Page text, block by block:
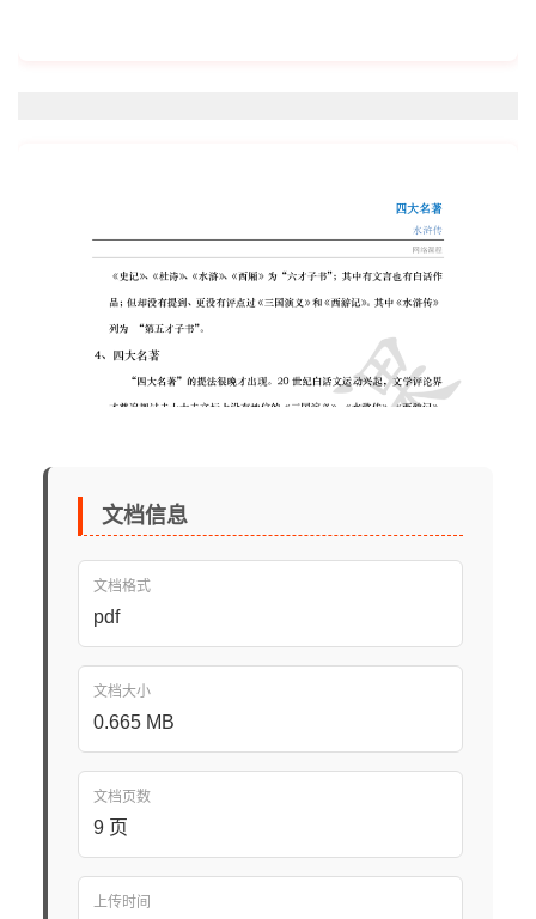
文档信息
文档格式
pdf
文档大小
0.665 MB
文档页数
9 页
上传时间